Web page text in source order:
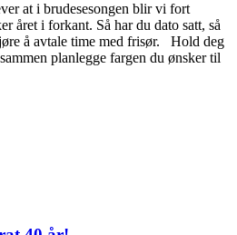
at i brudesesongen blir vi fort
året i forkant. Så har du dato satt, så
å avtale time med frisør. Hold deg
planlegge fargen du ønsker til